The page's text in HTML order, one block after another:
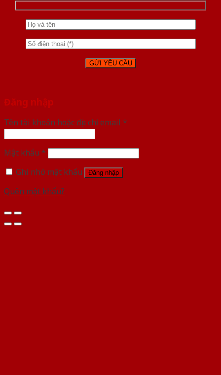
Đăng nhập
Tên tài khoản hoặc địa chỉ email *
Mật khẩu *
Ghi nhớ mật khẩu
Đăng nhập
Quên mật khẩu?